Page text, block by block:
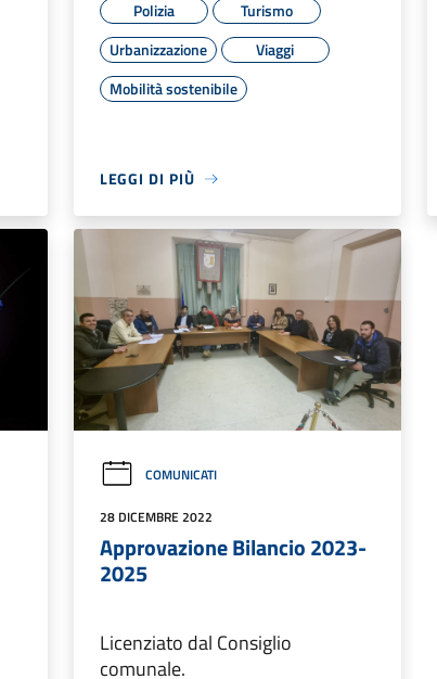
Polizia
Turismo
Urbanizzazione
Viaggi
Mobilità sostenibile
LEGGI DI PIÙ
COMUNICATI
28 DICEMBRE 2022
Approvazione Bilancio 2023-
2025
Licenziato dal Consiglio
comunale.